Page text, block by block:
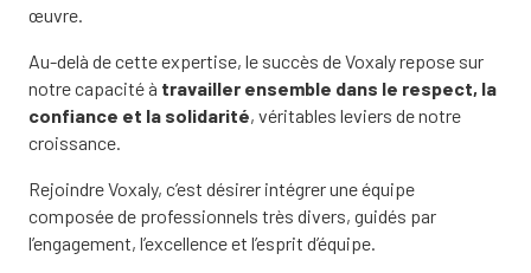
œuvre.
Au-delà de cette expertise, le succès de Voxaly repose sur
notre capacité à travailler ensemble dans le respect, la
confiance et la solidarité, véritables leviers de notre
croissance.
Rejoindre Voxaly, c’est désirer intégrer une équipe
composée de professionnels très divers, guidés par
l’engagement, l’excellence et l’esprit d’équipe.